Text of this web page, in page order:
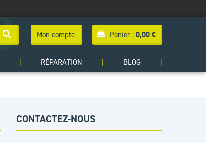
Panier : 0,00 €
Mon compte
RÉPARATION BLOG
CONTACTEZ-NOUS